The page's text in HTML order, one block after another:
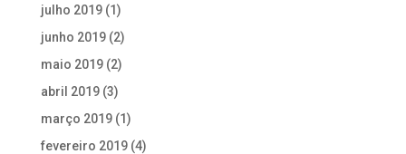
julho 2019(1)
junho 2019(2)
maio 2019(2)
abril 2019(3)
março 2019(1)
fevereiro 2019(4)